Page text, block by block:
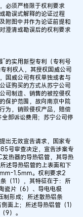
必须严格限于权利要求
勘误式解释的论证过程
附图中并作为论证前提和
澄清或勘误后的权利要求
的实用新型专利（专利号
利权人，其授权国威公司
国威公司有权单独或者与
证购买的方式从苏宁公司
司制造、销售的被控侵权
保护范围，故向南京中院
为，销毁侵权产品，赔偿
部诉讼费用；苏宁公司停
出无效宣告请求，国家专
号审查决定，宣告涉案专
热器的导热铝管，其导热
述导热铝管的上表面和下
1.5mm。权利要求2
（11），其特征在于：所
瓷片（6）、导电电极
制形成；所述散热铝条
面上；所述导热铝管（1）
9）。